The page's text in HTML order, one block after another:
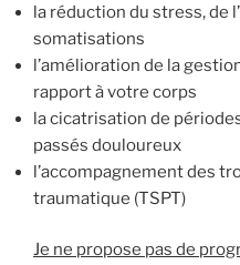
la réduction du stress, de
somatisations
l’amélioration de la
rapport à votre corps
la cicatrisation de
passés douloureux
l’accompagnement des
traumatique (TSPT)
Je ne propose pas de